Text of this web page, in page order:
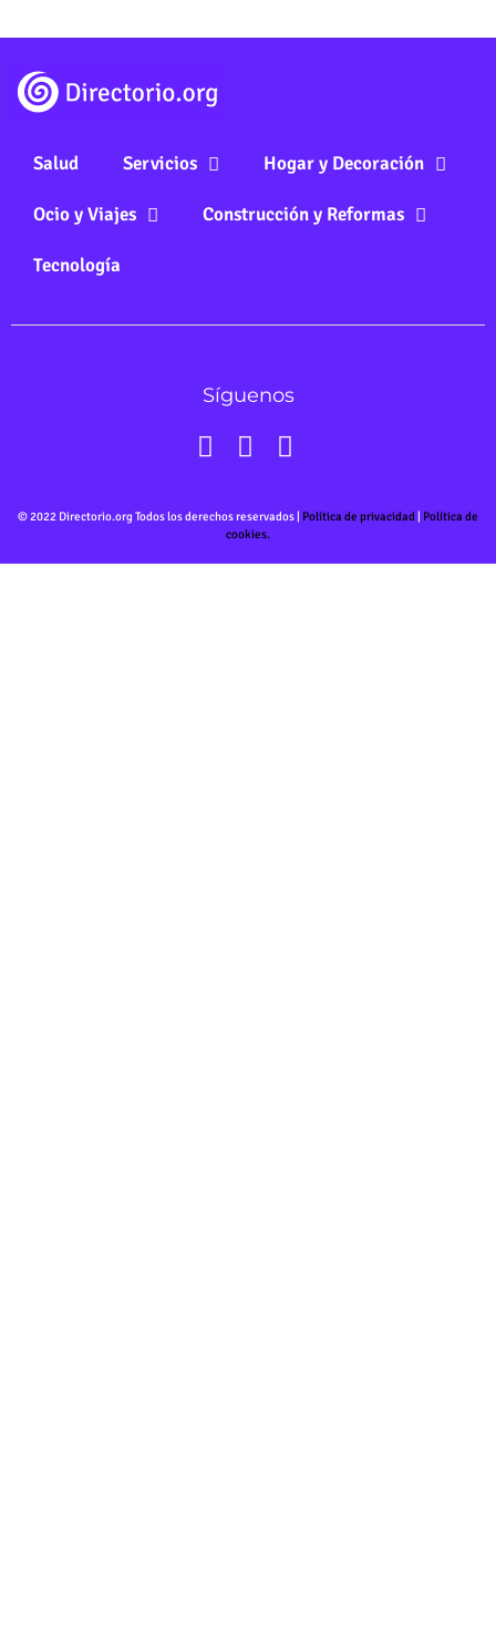
Salud Servicios Hogar y Decoración
Ocio y Viajes Construcción y Reformas
Tecnología
Síguenos
© 2022 Directorio.org Todos los derechos reservados | Política de privacidad | Política de
cookies.